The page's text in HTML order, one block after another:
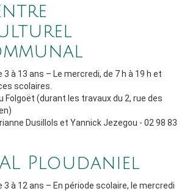
à 13 ans – Le mercredi, de 7 h à 19 h et
scolaires.
Folgoët (durant les travaux du 2, rue des
Dusillols et Yannick Jezegou - 02 98 83
Ploudaniel
à 12 ans – En période scolaire, le mercredi